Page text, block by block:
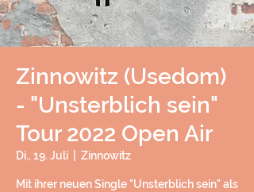
Zinnowitz (Usedom)
- "Unsterblich sein"
Tour 2022 Open Air
Di., 19. Juli Zinnowitz
Mit ihrer neuen Single "Unsterblich sein" als